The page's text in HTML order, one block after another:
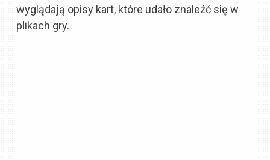
wyglądają opisy kart, które udało znaleźć się w
plikach gry.